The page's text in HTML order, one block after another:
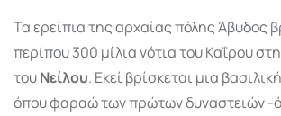
Τα ερείπια της αρχαίας πόλης Άβυδος
περίπου 300 μίλια νότια του Καΐρου
τουΝείλου. Εκεί βρίσκεται μια
όπου φαραώ των πρώτων δυναστειών -